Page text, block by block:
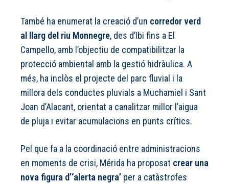
També ha enumerat la creació d’un corredor verd
al llarg del riu Monnegre, des d’Ibi fins a El
Campello, amb l’objectiu de compatibilitzar la
protecció ambiental amb la gestió hidràulica. A
més, ha inclòs el projecte del parc fluvial i la
millora dels conductes pluvials a Muchamiel i Sant
Joan d’Alacant, orientat a canalitzar millor l’aigua
de pluja i evitar acumulacions en punts crítics.
Pel que fa a la coordinació entre administracions
en moments de crisi, Mérida ha proposat crear una
nova figura d’‘alerta negra’ per a catàstrofes